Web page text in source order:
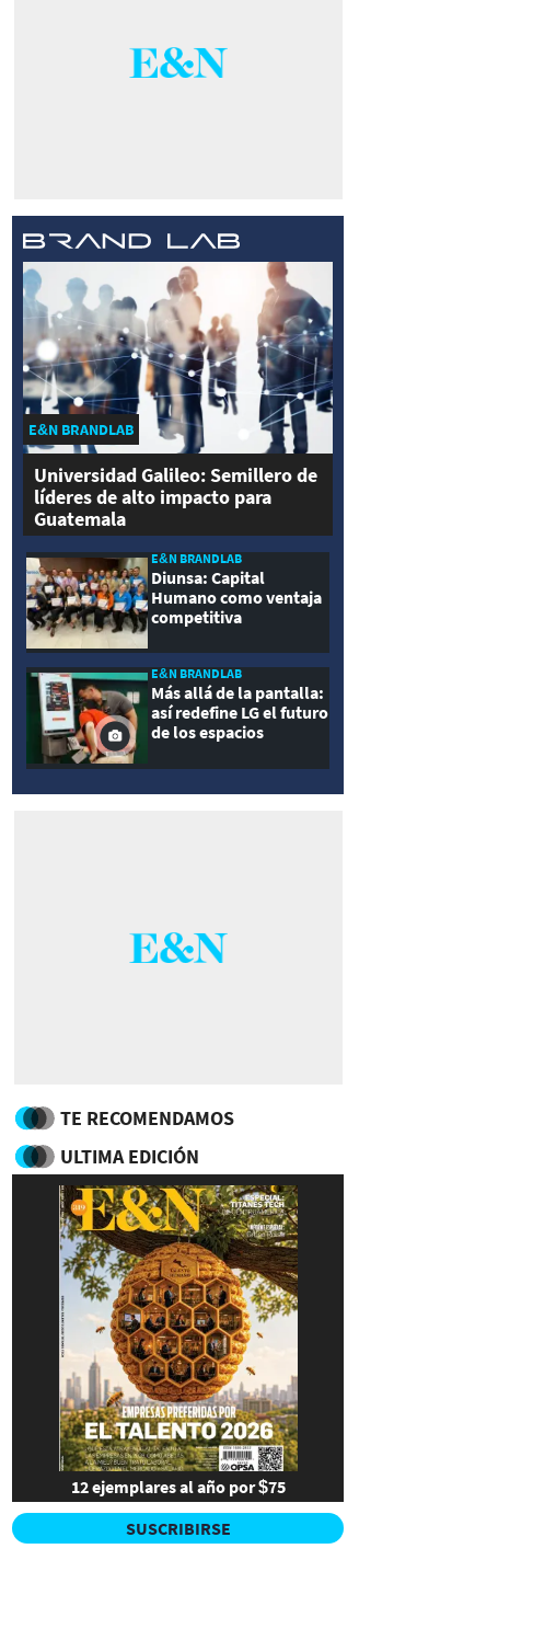
E&N BRANDLAB
Universidad Galileo: Semillero de
líderes de alto impacto para
Guatemala
E&N BRANDLAB
Diunsa: Capital
Humano como ventaja
competitiva
E&N BRANDLAB
Más allá de la pantalla:
así redefine LG el futuro
de los espacios
TE RECOMENDAMOS
ULTIMA EDICIÓN
12 ejemplares al año por $75
SUSCRIBIRSE